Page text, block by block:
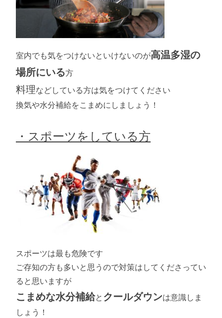
室内でも気をつけないといけないのが高温多湿の
場所にいる方
料理などしている方は気をつけてください
換気や水分補給をこまめにしましょう！
・スポーツをしている方
スポーツは最も危険です
ご存知の方も多いと思うので対策はしてくださってい
ると思いますが
こまめな水分補給と クールダウンは意識しま
しょう！